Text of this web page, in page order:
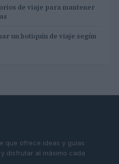
de viaje para mantener
un botiquín de viaje según
que ofrece ideas y guías
disfrutar al máximo cada